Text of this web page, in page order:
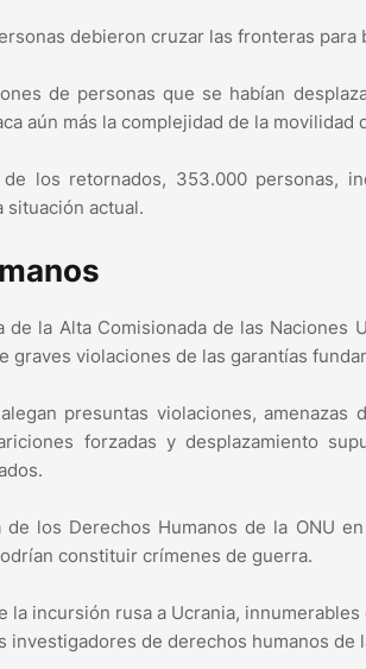
debieron cruzar las fronteras para
de personas que se habían
aún más la complejidad de la movilidad
los retornados, 353.000 personas,
situación actual.
de la Alta Comisionada de las Naciones
graves violaciones de las garantías
presuntas violaciones,
forzadas y desplazamiento
de los Derechos Humanos de la ONU
constituir crímenes de guerra.
la incursión rusa a Ucrania,
investigadores de derechos humanos de